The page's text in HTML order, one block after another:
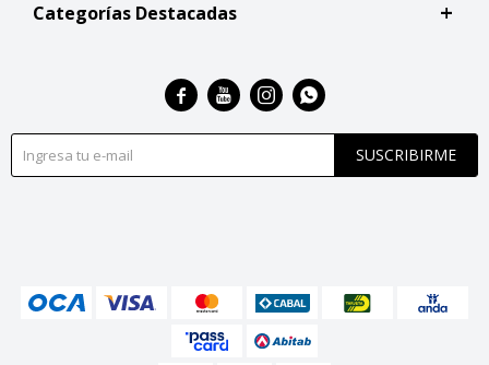
Categorías Destacadas
SUSCRIBIRME
   